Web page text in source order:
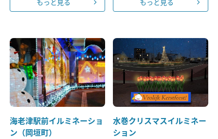
海老津駅前イルミネーショ
ン（岡垣町）
水巻クリスマスイルミネー
ション